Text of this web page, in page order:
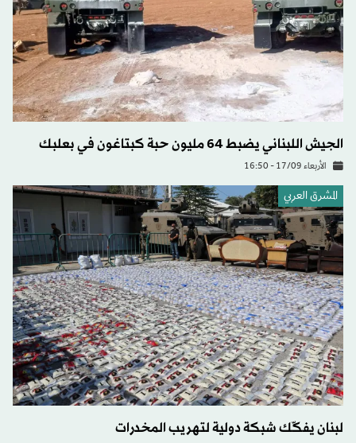
الجيش اللبناني يضبط 64 مليون حبة كبتاغون في بعلبك
الأربعاء 17/09 - 16:50
المشرق العربي
لبنان يفكّك شبكة دولية لتهريب المخدرات